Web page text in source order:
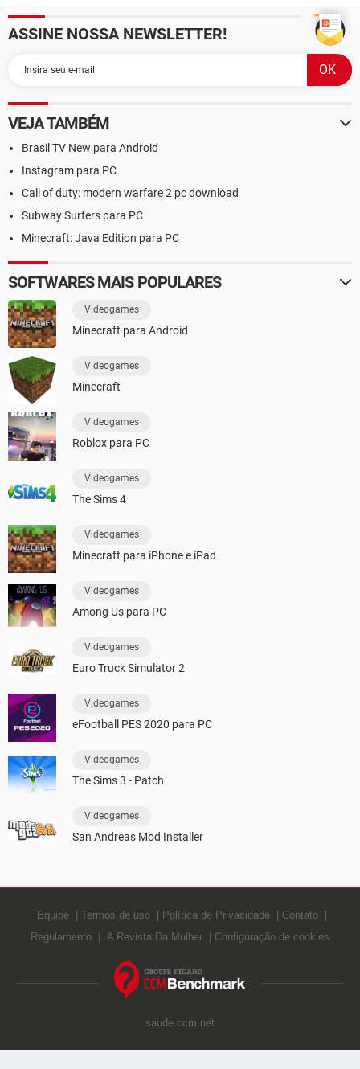
ASSINE NOSSA NEWSLETTER!
VEJA TAMBÉM
Brasil TV New para Android
Instagram para PC
Call of duty: modern warfare 2 pc download
Subway Surfers para PC
Minecraft: Java Edition para PC
SOFTWARES MAIS POPULARES
Videogames
Minecraft para Android
Videogames
Minecraft
Videogames
Roblox para PC
Videogames
The Sims 4
Videogames
Minecraft para iPhone e iPad
Videogames
Among Us para PC
Videogames
Euro Truck Simulator 2
Videogames
eFootball PES 2020 para PC
Videogames
The Sims 3 - Patch
Videogames
San Andreas Mod Installer
Equipe Termos de uso Política de Privacidade
Contato
Regulamento
A Revista Da Mulher Configuração de cookies
saude.ccm.net